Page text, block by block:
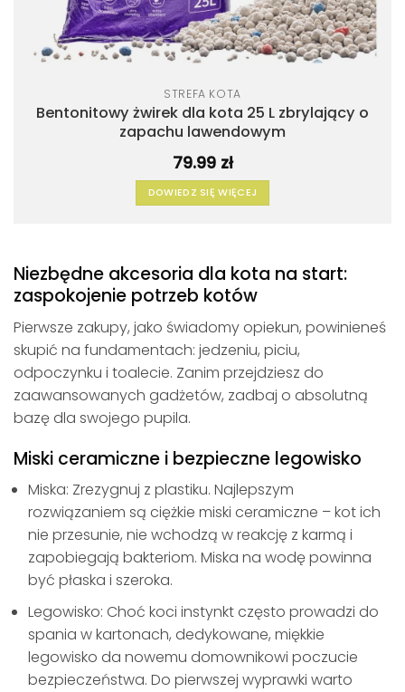
STREFA KOTA
Bentonitowy żwirek dla kota 25 L zbrylający o
zapachu lawendowym
79.99 zł
DOWIEDZ SIĘ WIĘCEJ
Niezbędne akcesoria dla kota na start:
zaspokojenie potrzeb kotów
Pierwsze zakupy, jako świadomy opiekun, powinieneś
skupić na fundamentach: jedzeniu, piciu,
odpoczynku i toalecie. Zanim przejdziesz do
zaawansowanych gadżetów, zadbaj o absolutną
bazę dla swojego pupila.
Miski ceramiczne i bezpieczne legowisko
Miska: Zrezygnuj z plastiku. Najlepszym
rozwiązaniem są ciężkie miski ceramiczne – kot ich
nie przesunie, nie wchodzą w reakcję z karmą i
zapobiegają bakteriom. Miska na wodę powinna
być płaska i szeroka.
Legowisko: Choć koci instynkt często prowadzi do
spania w kartonach, dedykowane, miękkie
legowisko da nowemu domownikowi poczucie
bezpieczeństwa. Do pierwszej wyprawki warto